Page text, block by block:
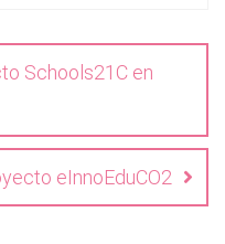
Schools21C en
eInnoEduCO2